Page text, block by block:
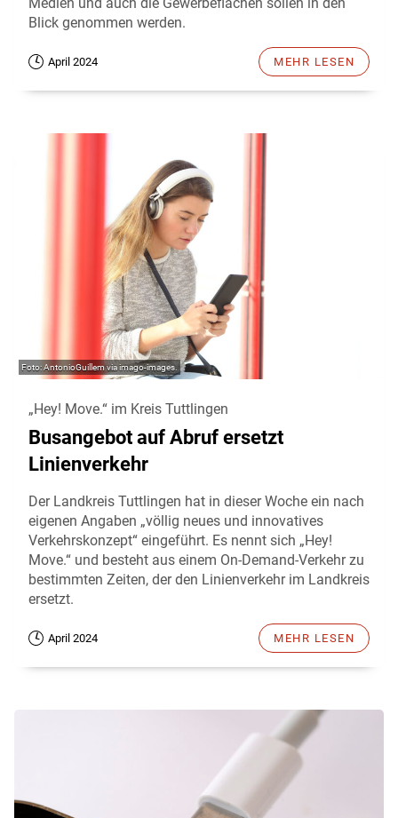
Blick genommen werden.
April 2024 MEHR LESEN
AntonioGuillem via imago-images.
„Hey! Move.“ im Kreis Tuttlingen
Busangebot auf Abruf ersetzt
Linienverkehr
Der Landkreis Tuttlingen hat in dieser Woche ein nach
eigenen Angaben „völlig neues und innovatives
Verkehrskonzept“ eingeführt. Es nennt sich „Hey!
Move.“ und besteht aus einem On-Demand-Verkehr zu
bestimmten Zeiten, der den Linienverkehr im Landkreis
ersetzt.
April 2024 MEHR LESEN